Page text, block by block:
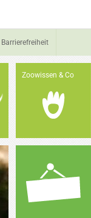
Zoowissen & Co
Barrierefreiheit